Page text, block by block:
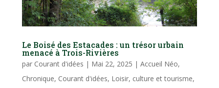
Le Boisé des Estacades : un trésor urbain
menacé à Trois-Rivières
par Courant d'idées | Mai 22, 2025 | Accueil Néo,
Chronique, Courant d'idées, Loisir, culture et tourisme,